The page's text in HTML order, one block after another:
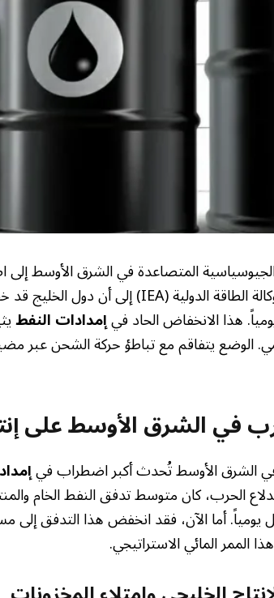
المتصاعدة في الشرق الأوسط
هذا الانخفاض الحاد فيإمدادات النفط
الوضع يتفاقم مع تباطؤ حركة الشحن عبر
في الشرق الأوسط على
في الشرق الأوسط تُحدث أكبر اضطراب في
الحرب، كان متوسط تدفق النفط الخام
يومياً. أما الآن، فقد انخفض هذا التدفق
الممر المائي الاستراتيجي.